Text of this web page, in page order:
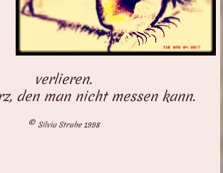
verlieren.
den man nicht messen kann.
© Silvia Strube 1998